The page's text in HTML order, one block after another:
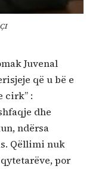
Juvenal
që u bë e
cirk” :
dhe
ndërsa
Qëllimi nuk
por